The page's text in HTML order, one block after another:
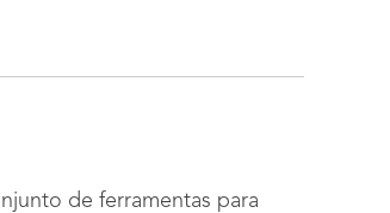
de ferramentas para